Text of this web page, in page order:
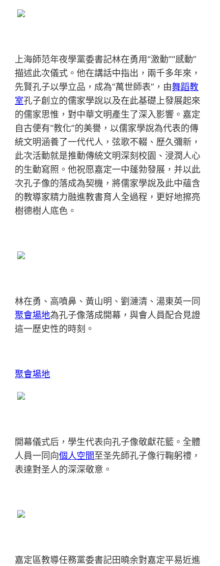
上海師范年夜學黨委書記林在勇用“激動”“感動”
描述此次儀式。他在講話中指出，兩千多年來，
先賢孔子以學立品，成為“萬世師表”，由舞蹈教
室孔子創立的儒家學說以及在此基礎上發展起來
的儒家思惟，對中華文明產生了深入影響。嘉定
自古便有“教化”的美譽，以儒家學說為代表的傳
統文明涵養了一代代人，弦歌不輟、歷久彌新，
此次活動就是推動傳統文明深刻校園、浸潤人心
的生動寫照。他祝愿嘉定一中蓬勃發展，并以此
次孔子像的落成為契機，將儒家學說及此中蘊含
的教導家精力融進教書育人全過程，更好地擦亮
樹德樹人底色。
林在勇、高噴鼻、黃山明、劉漣清、湯東英一同
聚會場地為孔子像落成開幕，與會人員配合見證
這一歷史性的時刻。
聚會場地
開幕儀式后，學生代表向孔子像敬獻花籃。全體
人員一同向個人空間至圣先師孔子像行鞠躬禮，
表達對圣人的深深敬意。
嘉定區教導任務黨委書記田曉余對嘉定平易近進